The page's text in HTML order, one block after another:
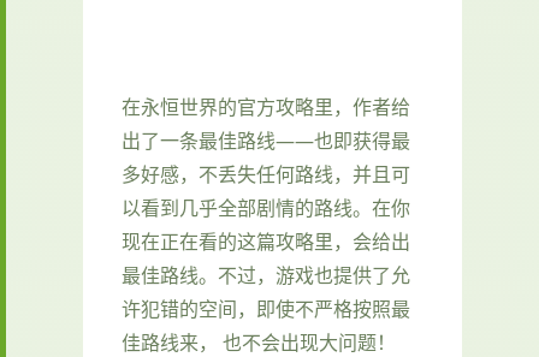
在永恒世界的官方攻略里，作者给
出了一条最佳路线——也即获得最
多好感，不丢失任何路线，并且可
以看到几乎全部剧情的路线。在你
现在正在看的这篇攻略里，会给出
最佳路线。不过，游戏也提供了允
许犯错的空间，即使不严格按照最
佳路线来， 也不会出现大问题！